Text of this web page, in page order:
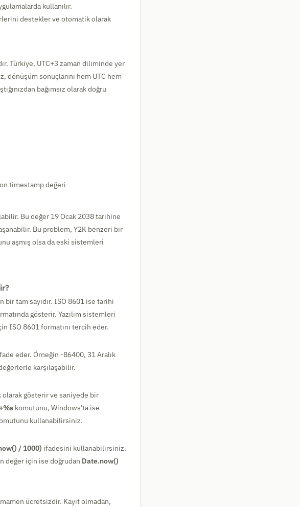
kullanılır.
destekler ve otomatik olarak
Türkiye, UTC+3 zaman diliminde yer
dönüşüm sonuçlarını hem UTC hem
bağımsız olarak doğru
timestamp değeri
Bu değer 19 Ocak 2038 tarihine
Bu problem, Y2K benzeri bir
aşmış olsa da eski sistemleri
tam sayıdır. ISO 8601 ise tarihi
gösterir. Yazılım sistemleri
ISO 8601 formatını tercih eder.
eder. Örneğin -86400, 31 Aralık
karşılaşabilir.
olarak gösterir ve saniyede bir
komutunu, Windows'ta ise
kullanabilirsiniz.
/ 1000) ifadesini kullanabilirsiniz.
değer için ise doğrudan Date.now()
ücretsizdir. Kayıt olmadan,